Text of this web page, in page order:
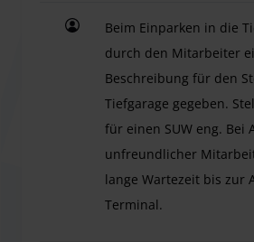
Beim Einparken in die
durch den Mitarbeiter
Beschreibung für den
Tiefgarage gegeben.
für einen SUW eng. Bei
unfreundlicher
lange Wartezeit bis zur
Terminal.